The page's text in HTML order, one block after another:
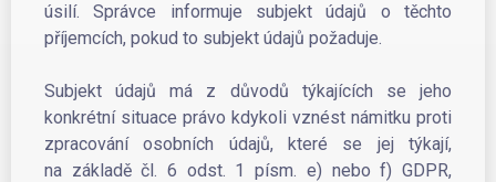
úsilí. Správce informuje subjekt údajů o těchto
příjemcích, pokud to subjekt údajů požaduje.
Subjekt údajů má z důvodů týkajících se jeho
konkrétní situace právo kdykoli vznést námitku proti
zpracování osobních údajů, které se jej týkají,
na základě čl. 6 odst. 1 písm. e) nebo f) GDPR,